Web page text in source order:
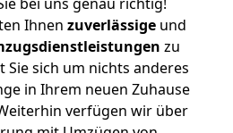
Ihnen zuverlässige und
zu
Sie sich um nichts anderes
in Ihrem neuen Zuhause
verfügen wir über